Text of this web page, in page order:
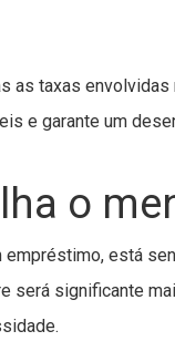
as taxas
e garante um
o
empréstimo, está
será significante